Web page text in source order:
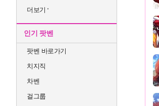
더보기
인기 팟벤
팟벤 바로가기
치지직
차벤
걸그룹